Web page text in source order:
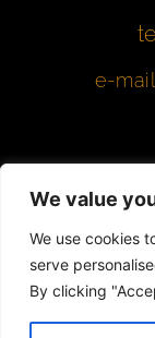
We value
We use cookies
serve
By clicking
e-
©
Projekt